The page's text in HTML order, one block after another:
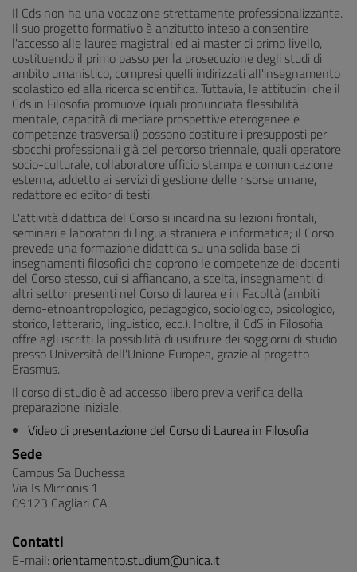
Il Cds non ha una vocazione strettamente professionalizzante.
Il suo progetto formativo è anzitutto inteso a consentire
l'accesso alle lauree magistrali ed ai master di primo livello,
costituendo il primo passo per la prosecuzione degli studi di
ambito umanistico, compresi quelli indirizzati all'insegnamento
scolastico ed alla ricerca scientifica. Tuttavia, le attitudini che il
Cds in Filosofia promuove (quali pronunciata flessibilità
mentale, capacità di mediare prospettive eterogenee e
competenze trasversali) possono costituire i presupposti per
sbocchi professionali già del percorso triennale, quali operatore
socio-culturale, collaboratore ufficio stampa e comunicazione
esterna, addetto ai servizi di gestione delle risorse umane,
redattore ed editor di testi.
L'attività didattica del Corso si incardina su lezioni frontali,
seminari e laboratori di lingua straniera e informatica; il Corso
prevede una formazione didattica su una solida base di
insegnamenti filosofici che coprono le competenze dei docenti
del Corso stesso, cui si affiancano, a scelta, insegnamenti di
altri settori presenti nel Corso di laurea e in Facoltà (ambiti
demo-etnoantropologico, pedagogico, sociologico, psicologico,
storico, letterario, linguistico, ecc.). Inoltre, il CdS in Filosofia
offre agli iscritti la possibilità di usufruire dei soggiorni di studio
presso Università dell'Unione Europea, grazie al progetto
Erasmus.
Il corso di studio è ad accesso libero previa verifica della
preparazione iniziale.
Video di presentazione del Corso di Laurea in Filosofia
Sede
Campus Sa Duchessa
Via Is Mirrionis 1
09123 Cagliari CA
Contatti
E-mail: orientamento.studium@unica.it